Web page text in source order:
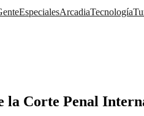
EspecialesArcadiaTecnología
Corte Penal